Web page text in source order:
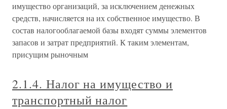
имущество организаций, за исключением денежных
средств, начисляется на их собственное имущество. В
состав налогооблагаемой базы входят суммы элементов
запасов и затрат предприятий. К таким элементам,
присущим рыночным
2.1.4. Налог на имущество и
транспортный налог